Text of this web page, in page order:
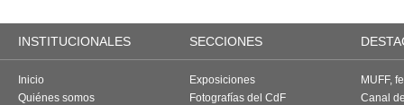
INSTITUCIONALES SECCIONES
Inicio
Quiénes somos
Exposiciones
Fotografías del CdF
MUFF,
Canal